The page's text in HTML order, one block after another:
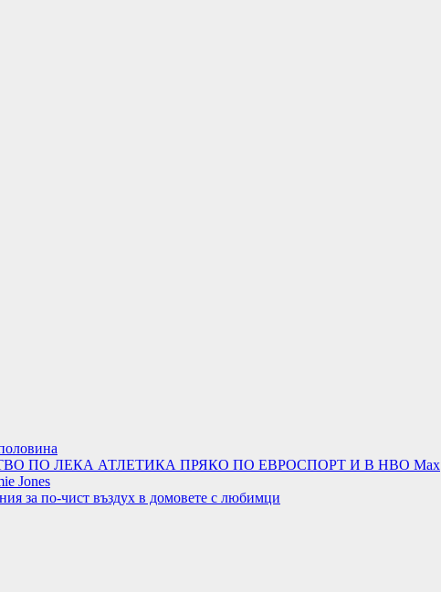
ПО ЛЕКА АТЛЕТИКА ПРЯКО ПО ЕВРОСПОРТ И В НВО Мах
Jones
за по-чист въздух в домовете с любимци